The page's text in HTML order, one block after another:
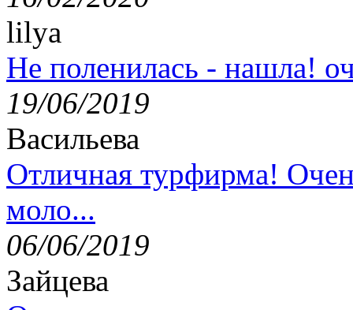
lilya
Не поленилась - нашла!
19/06/2019
Васильева
Отличная турфирма!
моло...
06/06/2019
Зайцева